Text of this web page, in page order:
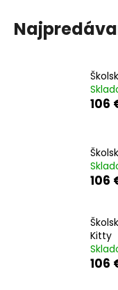
106
106
Kitty
106
á
j